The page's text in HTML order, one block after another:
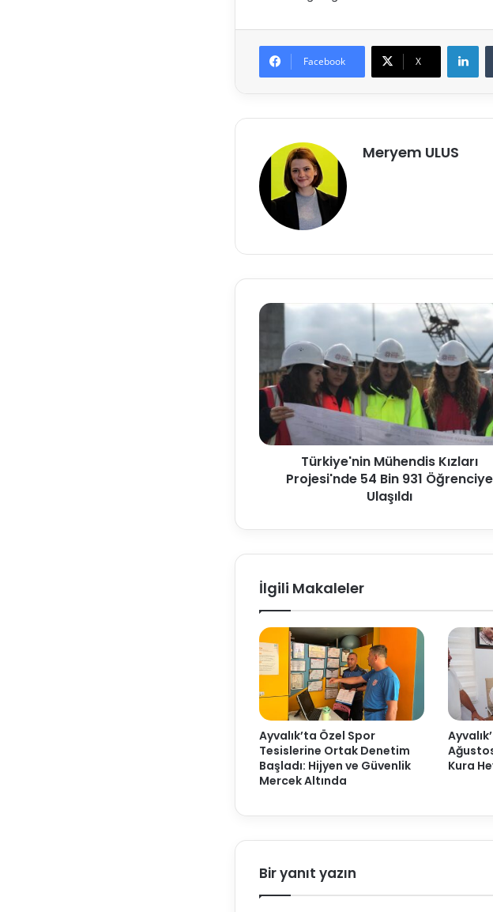
Facebook X
Meryem ULUS
Türkiye'nin Mühendis Kızları
Projesi'nde 54 Bin 931 Öğrenciye
Ulaşıldı
İlgili Makaleler
Ayvalık’ta Özel Spor
Tesislerine Ortak Denetim
Başladı: Hijyen ve Güvenlik
Mercek Altında
Kura
Bir yanıt yazın